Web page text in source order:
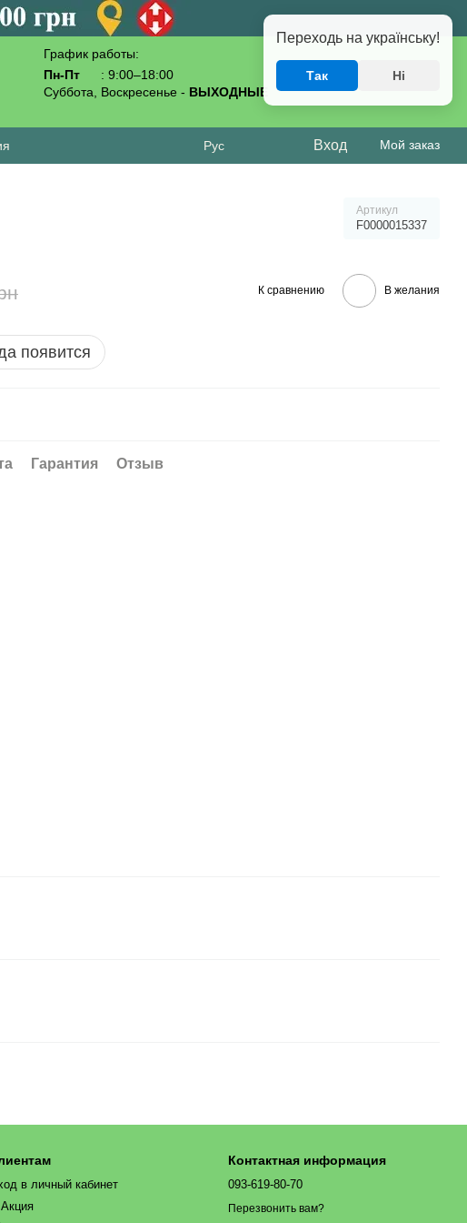
График работы:
Пн-Пт
: 9:00–18:00
Суббота, Воскресенье - ВЫХОДНЫЕ
093-619-80-70
Рус Вход Мой заказ
Артикул
F0000015337
К сравнению В желания
появится
Гарантия Отзыв
в личный кабинет
Контактная информация
093-619-80-70
Перезвонить вам?
Переходь на українську!
Так Ні